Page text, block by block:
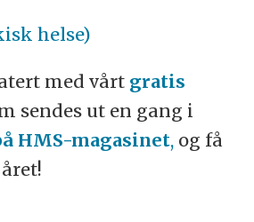
helse)
med vårt gratis
sendes ut en gang i
HMS-magasinet,og få